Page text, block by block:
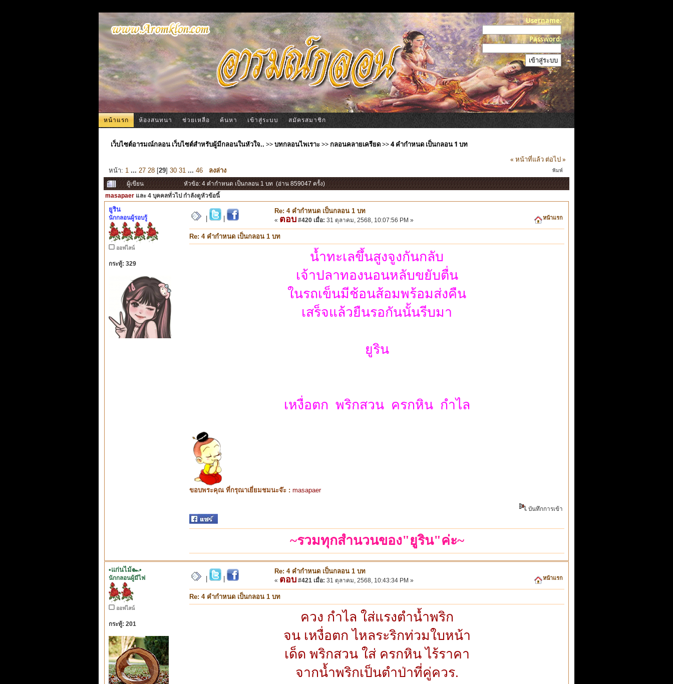
Username:
Password:
หน้าแรก ห้องสนทนา ช่วยเหลือ ค้นหา เข้าสู่ระบบ สมัครสมาชิก
เว็บไซต์อารมณ์กลอน เว็บไซต์สำหรับผู้มีกลอนในหัวใจ.. >>บทกลอนไพเราะ>>กลอนคลายเครียด>>4 คำกำหนด เป็นกลอน 1 บท
หน้า: 1 ... 27 28 [29] 30 31 ... 46 ลงล่าง
« หน้าที่แล้ว ต่อไป »
พิมพ์
ผู้เขียน
หัวข้อ: 4 คำกำหนด เป็นกลอน 1 บท (อ่าน 859047 ครั้ง)
masapaer และ 4 บุคคลทั่วไป กำลังดูหัวข้อนี้
ยูริน
นักกลอนผู้รอบรู้
ออฟไลน์
กระทู้: 329
Re: 4 คำกำหนด เป็นกลอน 1 บท
« ตอบ #420 เมื่อ: 31 ตุลาคม, 2568, 10:07:56 PM » หน้าแรก
Re: 4 คำกำหนด เป็นกลอน 1 บท
น้ำทะเลขึ้นสูงจูงกันกลับ
เจ้าปลาทองนอนหลับขยับตื่น
ในรถเข็นมีช้อนส้อมพร้อมส่งคืน
เสร็จแล้วยืนรอกันนั้นรีบมา
ยูริน
เหงื่อตก พริกสวน ครกหิน กำไล
ขอบพระคุณ ที่กรุณาเยี่ยมชมนะจ๊ะ : masapaer
บันทึกการเข้า
~รวมทุกสำนวนของ"ยูริน"ค่ะ~
•แก่นไม้๛•
นักกลอนผู้มีไฟ
ออฟไลน์
กระทู้: 201
Re: 4 คำกำหนด เป็นกลอน 1 บท
« ตอบ #421 เมื่อ: 31 ตุลาคม, 2568, 10:43:34 PM » หน้าแรก
Re: 4 คำกำหนด เป็นกลอน 1 บท
ควง กำไล ใส่แรงตำน้ำพริก
จน เหงื่อตก ไหลระริกท่วมใบหน้า
เด็ด พริกสวน ใส่ ครกหิน ไร้ราคา
จากน้ำพริกเป็นตำป่าที่คู่ควร.